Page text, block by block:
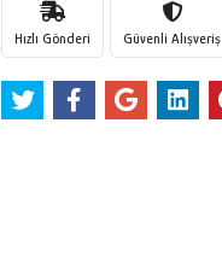
Hızlı Gönderi Güvenli Alışveriş